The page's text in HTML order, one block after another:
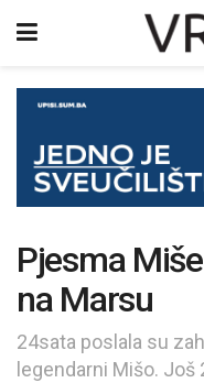
Pjesma
na Marsu
24sata poslala su
legendarni Mišo. Još